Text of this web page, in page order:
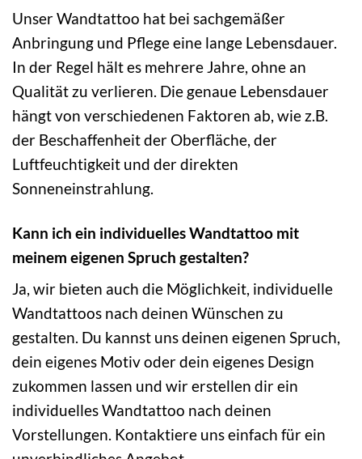
Unser Wandtattoo hat bei sachgemäßer
Anbringung und Pflege eine lange Lebensdauer.
In der Regel hält es mehrere Jahre, ohne an
Qualität zu verlieren. Die genaue Lebensdauer
hängt von verschiedenen Faktoren ab, wie z.B.
der Beschaffenheit der Oberfläche, der
Luftfeuchtigkeit und der direkten
Sonneneinstrahlung.
Kann ich ein individuelles Wandtattoo mit
meinem eigenen Spruch gestalten?
Ja, wir bieten auch die Möglichkeit, individuelle
Wandtattoos nach deinen Wünschen zu
gestalten. Du kannst uns deinen eigenen Spruch,
dein eigenes Motiv oder dein eigenes Design
zukommen lassen und wir erstellen dir ein
individuelles Wandtattoo nach deinen
Vorstellungen. Kontaktiere uns einfach für ein